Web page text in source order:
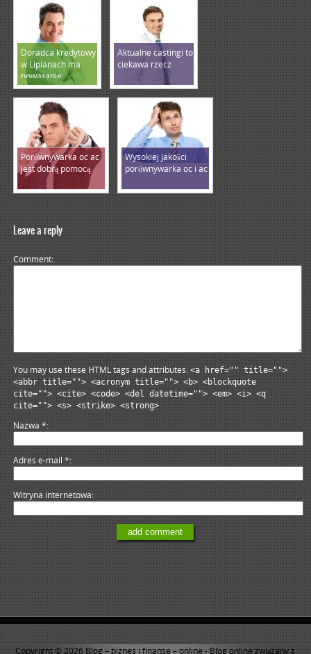
Doradca kredytowy
w Lipianach ma
poważanie
Aktualne castingi to
ciekawa rzecz
Porównywarka oc ac
jest dobrą pomocą
Wysokiej jakości
porównywarka oc i ac
Leave a reply
Comment
You may use these HTML tags and attributes:<a href="" title="">
<abbr title=""> <acronym title=""> <b> <blockquote
cite=""> <cite> <code> <del datetime=""> <em> <i> <q
cite=""> <s> <strike> <strong>
Nazwa*
Adres e-mail*
Witryna internetowa
Copyright © 2026Blog – biznes i finanse – online- Blog online związany z